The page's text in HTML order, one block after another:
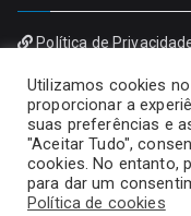
Política de
Utilizamos cookies
proporcionar a
suas preferências e
"Aceitar Tudo",
cookies. No entanto,
para dar um
Política de cookies